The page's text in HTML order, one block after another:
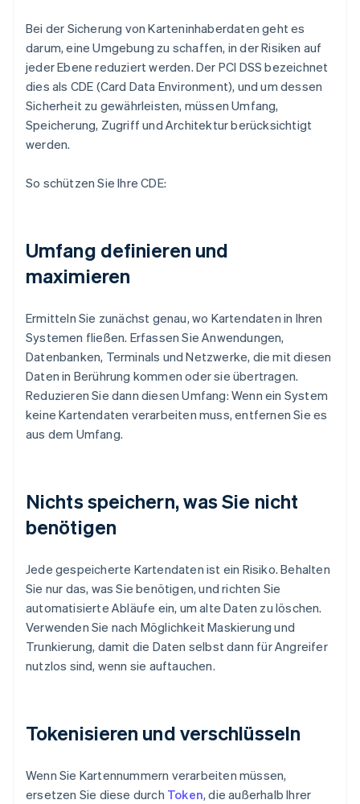
Bei der Sicherung von Karteninhaberdaten geht es
darum, eine Umgebung zu schaffen, in der Risiken auf
jeder Ebene reduziert werden. Der PCI DSS bezeichnet
dies als CDE (Card Data Environment), und um dessen
Sicherheit zu gewährleisten, müssen Umfang,
Speicherung, Zugriff und Architektur berücksichtigt
werden.
So schützen Sie Ihre CDE:
Umfang definieren und
maximieren
Ermitteln Sie zunächst genau, wo Kartendaten in Ihren
Systemen fließen. Erfassen Sie Anwendungen,
Datenbanken, Terminals und Netzwerke, die mit diesen
Daten in Berührung kommen oder sie übertragen.
Reduzieren Sie dann diesen Umfang: Wenn ein System
keine Kartendaten verarbeiten muss, entfernen Sie es
aus dem Umfang.
Nichts speichern, was Sie nicht
benötigen
Jede gespeicherte Kartendaten ist ein Risiko. Behalten
Sie nur das, was Sie benötigen, und richten Sie
automatisierte Abläufe ein, um alte Daten zu löschen.
Verwenden Sie nach Möglichkeit Maskierung und
Trunkierung, damit die Daten selbst dann für Angreifer
nutzlos sind, wenn sie auftauchen.
Tokenisieren und verschlüsseln
Wenn Sie Kartennummern verarbeiten müssen,
ersetzen Sie diese durch Token, die außerhalb Ihrer